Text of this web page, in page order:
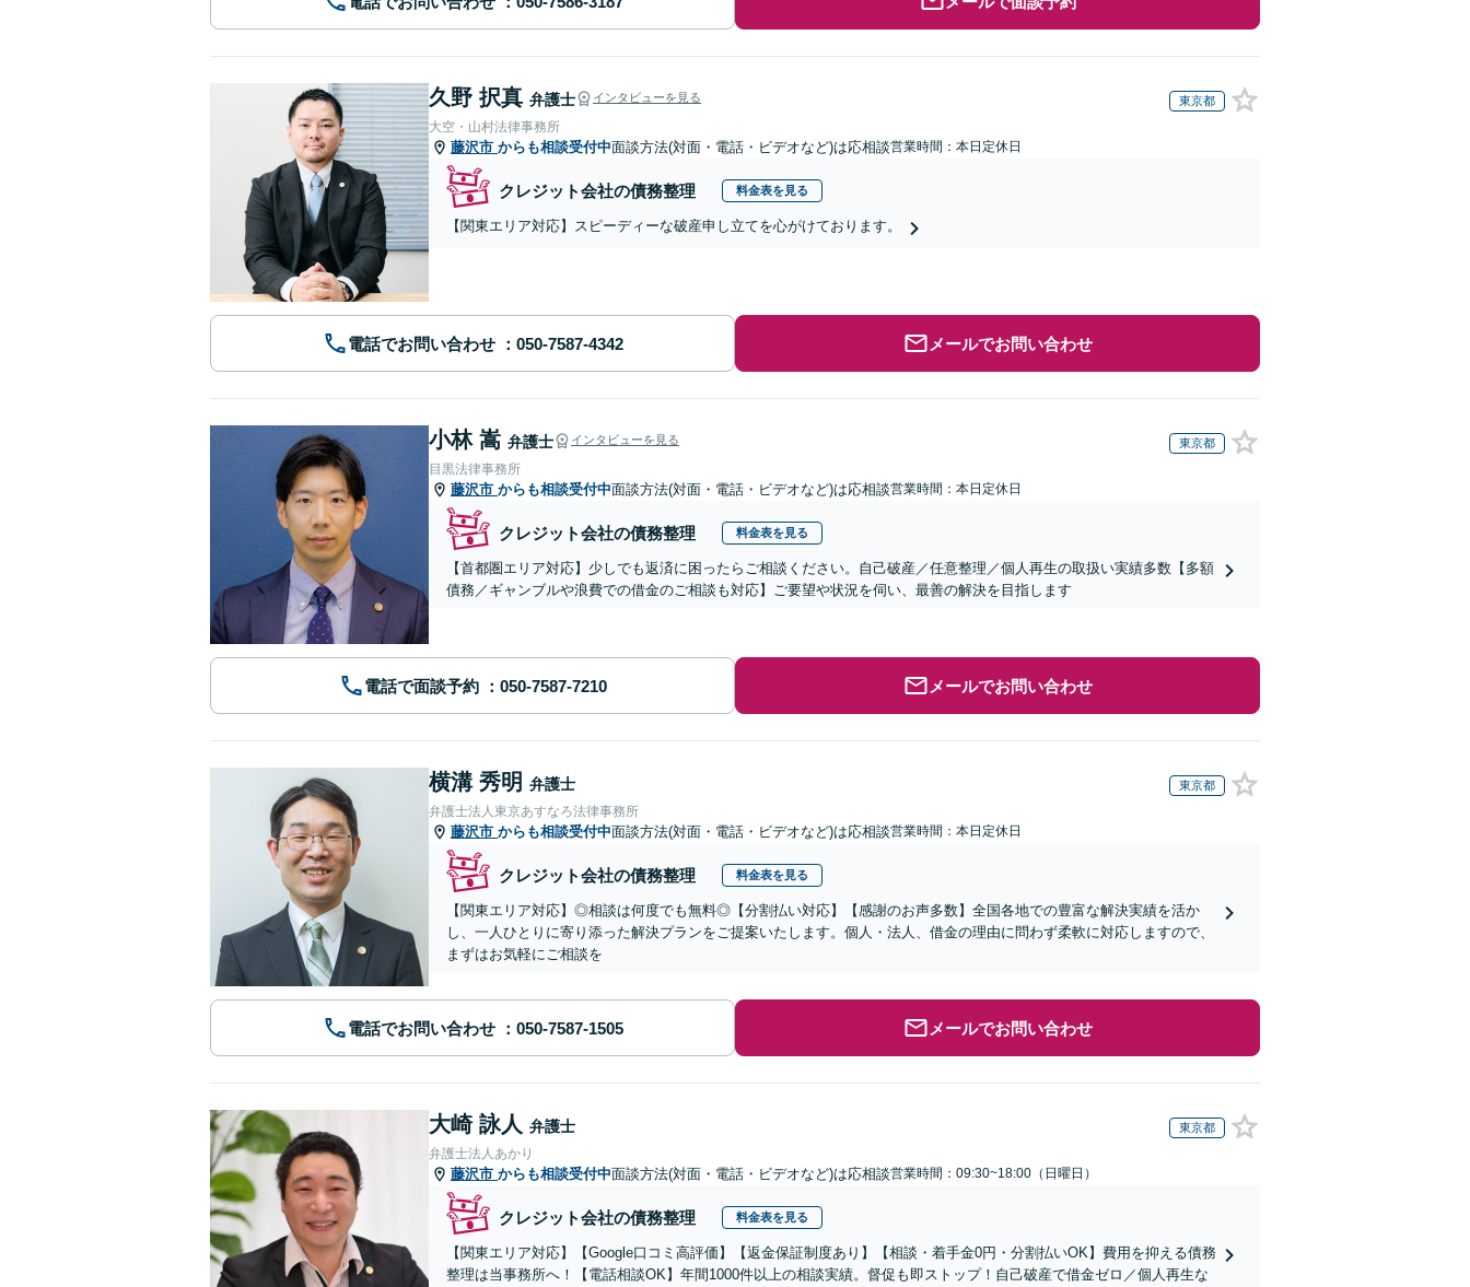
久野 択真 弁護士 インタビューを見る 東京都
大空・山村法律事務所
藤沢市 からも相談受付中面談方法(対面・電話・ビデオなど)は応相談営業時間：本日定休日
クレジット会社の債務整理 料金表を見る
【関東エリア対応】スピーディーな破産申し立てを心がけております。
電話でお問い合わせ メールでお問い合わせ
小林 嵩 弁護士 インタビューを見る 東京都
目黒法律事務所
藤沢市 からも相談受付中面談方法(対面・電話・ビデオなど)は応相談営業時間：本日定休日
クレジット会社の債務整理 料金表を見る
【首都圏エリア対応】少しでも返済に困ったらご相談ください。自己破産／任意整理／個人再生の取扱い実績多数【多額
債務／ギャンブルや浪費での借金のご相談も対応】ご要望や状況を伺い、最善の解決を目指します
電話で面談予約 メールでお問い合わせ
横溝 秀明 弁護士 東京都
弁護士法人東京あすなろ法律事務所
藤沢市 からも相談受付中面談方法(対面・電話・ビデオなど)は応相談営業時間：本日定休日
クレジット会社の債務整理 料金表を見る
【関東エリア対応】◎相談は何度でも無料◎【分割払い対応】【感謝のお声多数】全国各地での豊富な解決実績を活か
し、一人ひとりに寄り添った解決プランをご提案いたします。個人・法人、借金の理由に問わず柔軟に対応しますので、
まずはお気軽にご相談を
電話でお問い合わせ メールでお問い合わせ
大崎 詠人 弁護士 東京都
弁護士法人あかり
藤沢市 からも相談受付中面談方法(対面・電話・ビデオなど)は応相談営業時間：09:30~18:00（日曜日）
クレジット会社の債務整理 料金表を見る
【関東エリア対応】【Google口コミ高評価】【返金保証制度あり】【相談・着手金0円・分割払いOK】費用を抑える債務
整理は当事務所へ！【電話相談OK】年間1000件以上の相談実績。督促も即ストップ！自己破産で借金ゼロ／個人再生な